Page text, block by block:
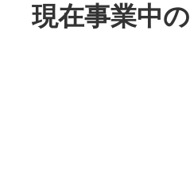
現在事業中